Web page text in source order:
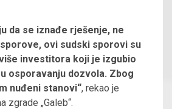
da se iznađe rješenje, ne
ovi sudski sporovi su
investitora koji je izgubio
osporavanju dozvola. Zbog
nuđeni stanovi“, rekao je
zgrade „Galeb“.